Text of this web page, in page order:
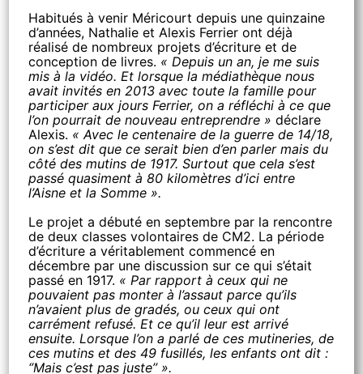
Habitués à venir Méricourt depuis une quinzaine
d’années, Nathalie et Alexis Ferrier ont déjà
réalisé de nombreux projets d’écriture et de
conception de livres. « Depuis un an, je me suis
mis à la vidéo. Et lorsque la médiathèque nous
avait invités en 2013 avec toute la famille pour
participer aux jours Ferrier, on a réfléchi à ce que
l’on pourrait de nouveau entreprendre »déclare
Alexis. « Avec le centenaire de la guerre de 14/18,
on s’est dit que ce serait bien d’en parler mais du
côté des mutins de 1917. Surtout que cela s’est
passé quasiment à 80 kilomètres d’ici entre
l’Aisne et la Somme ».
Le projet a débuté en septembre par la rencontre
de deux classes volontaires de CM2. La période
d’écriture a véritablement commencé en
décembre par une discussion sur ce qui s’était
passé en 1917. « Par rapport à ceux qui ne
pouvaient pas monter à l’assaut parce qu’ils
n’avaient plus de gradés, ou ceux qui ont
carrément refusé. Et ce qu’il leur est arrivé
ensuite. Lorsque l’on a parlé de ces mutineries, de
ces mutins et des 49 fusillés, les enfants ont dit :
‘’Mais c’est pas juste’’ ».